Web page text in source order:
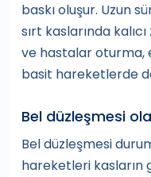
baskı oluşur. Uzun
sırt kaslarında
ve hastalar oturma,
basit hareketlerde
Bel düzleşmesi
Bel düzleşmesi
hareketleri kasların